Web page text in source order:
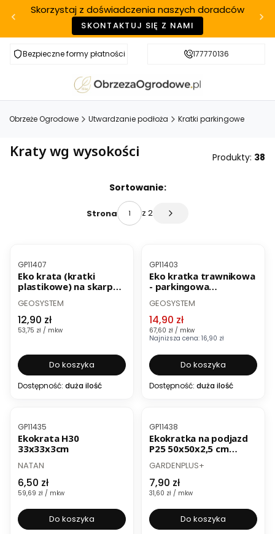
Skorzystaj z doświadczenia naszych doradców
SKONTAKTUJ SIĘ Z NAMI
Bezpieczne formy płatności Szybka realizacja
177770136
Obrzeże Ogrodowe Utwardzanie podłoża Kratki parkingowe
Kraty wg wysokości Produkty: 38
Sortowanie:
Strona z 2 Następne produkty
Kod produktu
GP11407
Eko krata (kratki
plastikowe) na skarpy
PRODUCENT
GEOSYSTEM
Cena
12,90 zł
Cena jednostkowa
53,75 zł / mkw
Do koszyka
Dostępność: duża ilość
Kod produktu
GP11403
Eko kratka trawnikowa
- parkingowa
oryginalna
PRODUCENT
GEOSYSTEM
Cena promocyjna
14,90 zł
Cena jednostkowa
67,60 zł / mkw
Najniższa cena: 16,90 zł
Do koszyka
Dostępność: duża ilość
Kod produktu
GP11435
Ekokrata H30
33x33x3cm
PRODUCENT
NATAN
Cena
6,50 zł
Cena jednostkowa
59,69 zł / mkw
Do koszyka
Kod produktu
GP11438
Ekokratka na podjazd
P25 50x50x2,5 cm
PRODUCENT
GARDENPLUS+
Cena
7,90 zł
Cena jednostkowa
31,60 zł / mkw
Do koszyka